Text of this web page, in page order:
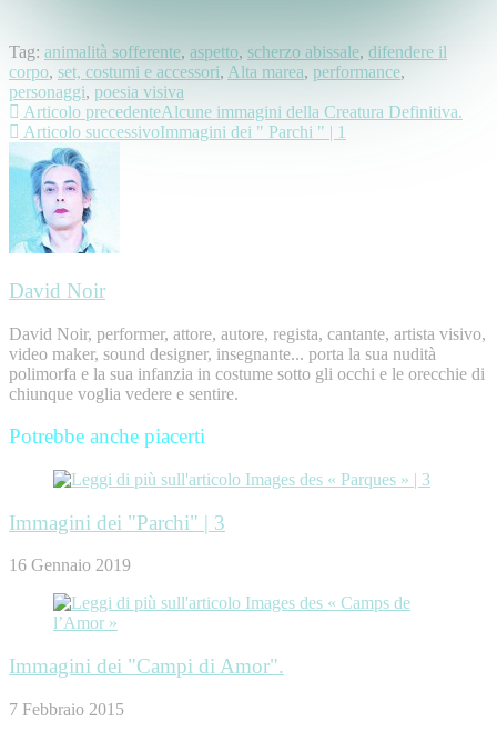
Tag: animalità sofferente, aspetto, scherzo abissale, difendere il
corpo, set, costumi e accessori, Alta marea, performance,
personaggi, poesia visiva
Articolo precedenteAlcune immagini della Creatura Definitiva.
Articolo successivoImmagini dei " Parchi " | 1
David Noir
David Noir, performer, attore, autore, regista, cantante, artista visivo,
video maker, sound designer, insegnante... porta la sua nudità
polimorfa e la sua infanzia in costume sotto gli occhi e le orecchie di
chiunque voglia vedere e sentire.
Potrebbe anche piacerti
Immagini dei "Parchi" | 3
16 Gennaio 2019
Immagini dei "Campi di Amor".
7 Febbraio 2015